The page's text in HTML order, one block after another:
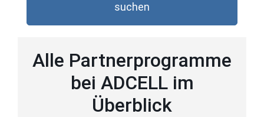
suchen
Alle Partnerprogramme
bei ADCELL im
Überblick